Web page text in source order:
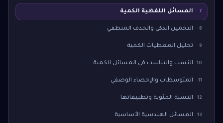
7 المسائل اللفظية الكمية
8 التخمين الذكي والحذف المنطقي
9 تحليل المعطيات الكمية
10 النسب والتناسب في المسائل الكمية
11 المتوسطات والإحصاء الوصفي
12 النسبة المئوية وتطبيقاتها
13 المسائل الهندسية الأساسية